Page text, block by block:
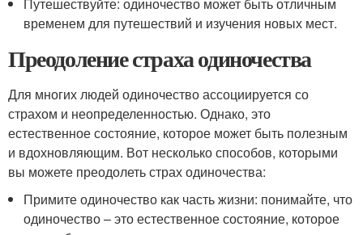
временем для путешествий и изучения новых мест.
Преодоление страха одиночества
Для многих людей одиночество ассоциируется со
страхом и неопределенностью. Однако, это
естественное состояние, которое может быть полезным
и вдохновляющим. Вот несколько способов, которыми
вы можете преодолеть страх одиночества:
Примите одиночество как часть жизни: понимайте, что
одиночество – это естественное состояние, которое